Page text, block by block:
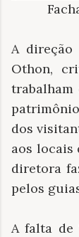
A direção
Othon,
dos
aos locais
diretora
pelos
A falta de